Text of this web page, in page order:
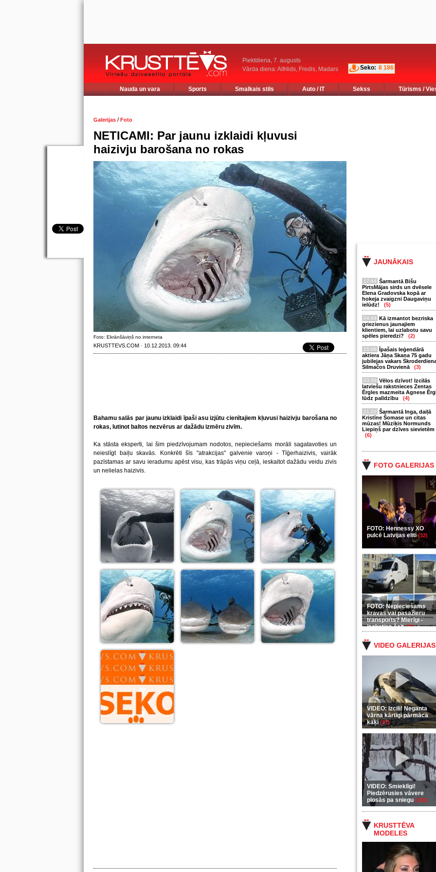
Piektdiena, 7. augusts
Vārda diena: Alfrēds, Fredis, Madars
Seko: 8 186
Nauda un vara Sports Smalkais stils Auto / IT Sekss Tūrisms /
JAUNĀKAIS
17:44 Šarmantā Bišu
PirtsMājas sirds un dvēsele
Elena Gradovska kopā ar
hokeja zvaigzni Daugaviņu
ielūdz!
(5)
04:44 Kā izmantot bezriska
griezienus jaunajiem
klientiem, lai uzlabotu savu
spēles pieredzi?
(2)
15:08 Īpašais leģendārā
aktiera Jāņa Skaņa 75 gadu
jubilejas vakars
Silmačos Druvienā
(3)
03:58 Vēlos dzīvot! Izcilās
latviešu rakstnieces Zentas
Ērgles mazmeita Agnese
lūdz palīdzību
(4)
21:20 Šarmantā Inga, daiļā
Kristīne Šomase un citas
mūzas! Mūziķis Normunds
Liepiņš par dzīves sievietēm
(6)
FOTO GALERIJAS
FOTO: Hennessy XO
pulcē Latvijas eliti(32)
FOTO: Nepieciešams
kravas vai pasažieru
transports? Mierīgi -
ieskaties šeit(35)
VIDEO GALERIJAS
VIDEO: Izcili! Neganta
vārna kārtīgi pārmāca
kaķi(37)
VIDEO: Smieklīgi!
Piedzērusies vāvere
plosās pa sniegu (255)
KRUSTTĒVA
MODELES
Galerijas /Foto
NETICAMI: Par jaunu izklaidi kļuvusi
haizivju barošana no rokas
Foto: Ekrānšāviņš no interneta
KRUSTTEVS.COM · 10.12.2013. 09:44
Bahamu salās par jaunu izklaidi īpaši asu izjūtu cienītajiem kļuvusi haizivju barošana no
rokas, lutinot baltos nezvērus ar dažādu izmēru zivīm.
Ka stāsta eksperti, lai šim piedzīvojumam nodotos, nepieciešams morāli sagatavoties un
neieslīgt baiļu skavās. Konkrēti šīs "atrakcijas" galvenie varoņi - Tīģerhaizivis, vairāk
pazīstamas ar savu ieradumu apēst visu, kas trāpās viņu ceļā, ieskaitot dažādu veidu zivis
un nelielas haizivis.